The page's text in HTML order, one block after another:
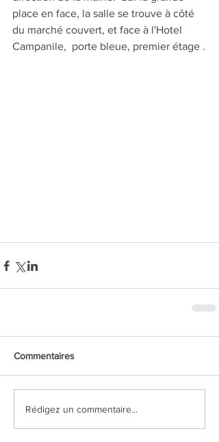
place en face, la salle se trouve à côté
du marché couvert, et face à l'Hotel
Campanile,  porte bleue, premier étage .
Commentaires
Rédigez un commentaire...